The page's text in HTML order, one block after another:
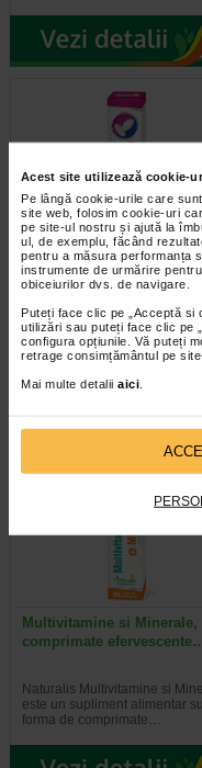
Acest site utilizează cookie-
Pe lângă cookie-urile care
site web, folosim cookie-uri
pe site-ul nostru și ajută la
ul, de exemplu, făcând
pentru a măsura performanța
instrumente de urmărire
obiceiurilor dvs. de navigare.
Puteți face clic pe „Acceptă si
utilizări sau puteți face clic pe
configura opțiunile. Vă puteți
retrage consimțământul pe
Mai multe detalii aici
Calciu Magneziu Zinc si
Vitamina D, 20
Calciu Magneziu Zinc si
este un supliment alimentar
forma de comprimate…
Multivitamine si Minerale,
comprimate
Naturalis Multivitamine si
este un supliment alimentar
forma de comprimate…